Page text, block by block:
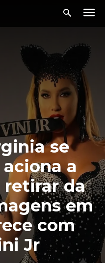
se
a
retirar da
em
com
Jr